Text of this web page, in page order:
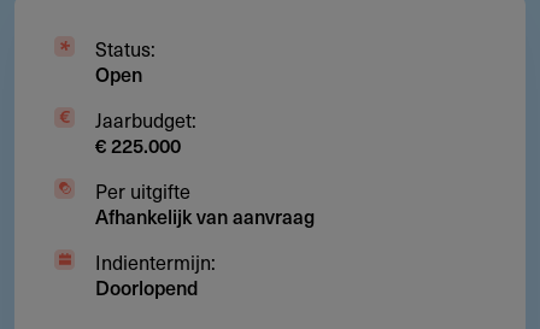
Status:
Open
Jaarbudget:
€ 225.000
Per uitgifte
Afhankelijk van aanvraag
Indientermijn:
Doorlopend